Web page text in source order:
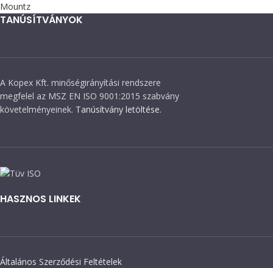
Mountz
TANÚSÍTVÁNYOK
A Kopex Kft. minőségirányítási rendszere
megfelel az MSZ EN ISO 9001:2015 szabvány
követelményeinek. Tanúsítvány letöltése.
HASZNOS LINKEK
Általános Szerződési Feltételek